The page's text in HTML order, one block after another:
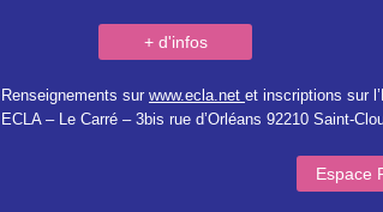
+ d'infos
Renseignements sur www.ecla.net et inscriptions sur
ECLA – Le Carré – 3bis rue d’Orléans 92210 Saint-
Espace